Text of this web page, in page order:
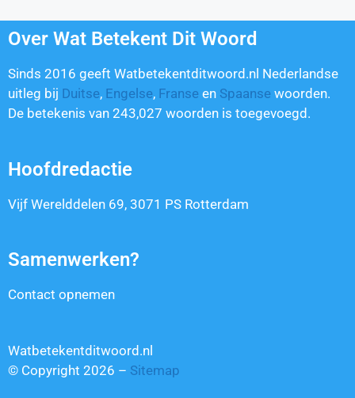
Over Wat Betekent Dit Woord
Sinds 2016 geeft Watbetekentditwoord.nl Nederlandse
uitleg bij Duitse, Engelse, Franse en Spaanse woorden.
De betekenis van 243,027 woorden is toegevoegd.
Hoofdredactie
Vijf Werelddelen 69, 3071 PS Rotterdam
Samenwerken?
Contact opnemen
Watbetekentditwoord.nl
© Copyright 2026 – Sitemap